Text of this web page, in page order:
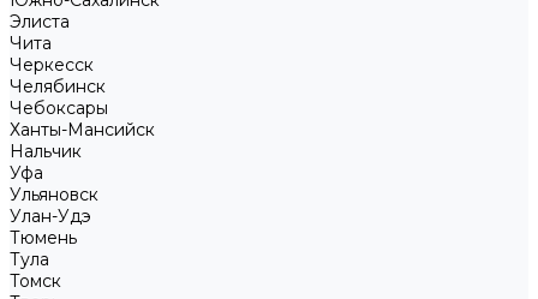
Элиста
Чита
Черкесск
Челябинск
Чебоксары
Ханты-Мансийск
Нальчик
Уфа
Ульяновск
Улан-Удэ
Тюмень
Тула
Томск